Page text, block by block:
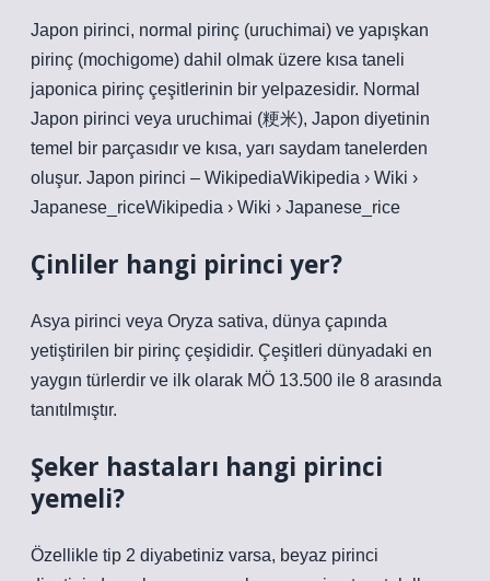
Japon pirinci, normal pirinç (uruchimai) ve yapışkan
pirinç (mochigome) dahil olmak üzere kısa taneli
japonica pirinç çeşitlerinin bir yelpazesidir. Normal
Japon pirinci veya uruchimai (粳米), Japon diyetinin
temel bir parçasıdır ve kısa, yarı saydam tanelerden
oluşur. Japon pirinci – WikipediaWikipedia › Wiki ›
Japanese_riceWikipedia › Wiki › Japanese_rice
Çinliler hangi pirinci yer?
Asya pirinci veya Oryza sativa, dünya çapında
yetiştirilen bir pirinç çeşididir. Çeşitleri dünyadaki en
yaygın türlerdir ve ilk olarak MÖ 13.500 ile 8 arasında
tanıtılmıştır.
Şeker hastaları hangi pirinci
yemeli?
Özellikle tip 2 diyabetiniz varsa, beyaz pirinci